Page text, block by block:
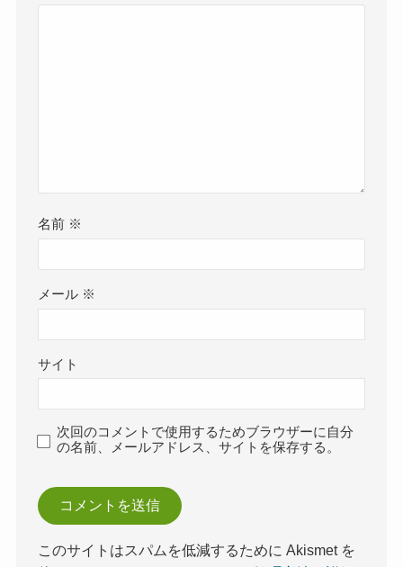
名前 ※
メール ※
サイト
次回のコメントで使用するためブラウザーに自分
の名前、メールアドレス、サイトを保存する。
このサイトはスパムを低減するために Akismet を